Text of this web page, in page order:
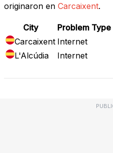
originaron en Carcaixent.
City Problem Type
Carcaixent Internet
L'Alcúdia
Internet